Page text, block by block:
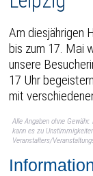
Am diesjährigen
bis zum 17. Mai
unsere
17 Uhr
mit
Alle Angaben ohne
kann es zu
Veranstalters/